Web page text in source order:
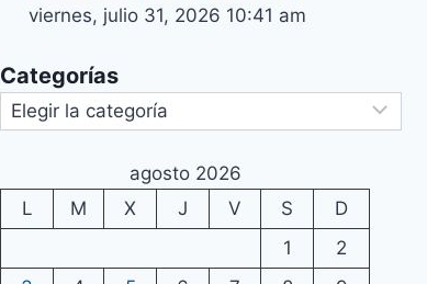
viernes, julio 31, 2026 10:41 am
Categorías
agosto 2026
L
M X J V S
D
1
2